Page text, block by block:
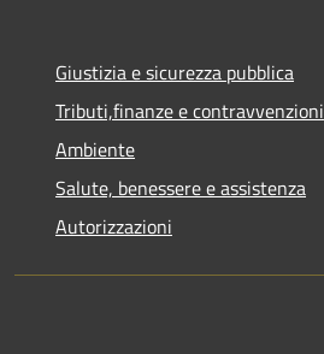
Giustizia e sicurezza pubblica
Tributi,finanze e contravvenzioni
Ambiente
Salute, benessere e assistenza
Autorizzazioni